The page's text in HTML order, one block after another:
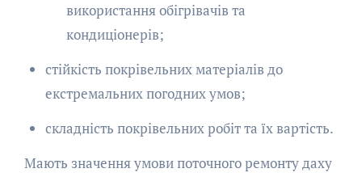
використання обігрівачів та
кондиціонерів;
стійкість покрівельних матеріалів до
екстремальних погодних умов;
складність покрівельних робіт та їх вартість.
Мають значення умови поточного ремонту даху